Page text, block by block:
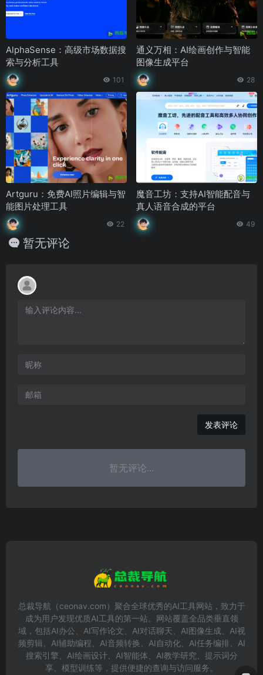
AlphaSense：高级市场数据搜
索与分析工具
101
通义万相：AI绘画创作与智能
图像生成平台
28
Artguru：免费AI照片编辑与智
能图片处理工具
22
魔音工坊：支持AI智能配音与
真人语音合成的平台
49
暂无评论
发表评论
暂无评论...
总裁导航（ceonav.com）聚合全球优秀的AI工具网站，致力于
成为用户发现优质AI工具的第一站。网站覆盖全品类垂直领
域，包括AI办公、AI写作论文、AI对话聊天、AI图像生成、AI视
频剪辑、AI辅助编程、AI音频转换、AI自动化、AI任务编排、AI
搜索引擎、AI绘画设计、AI智能体、AI教学研究、提示词分
享、模型训练等，提供便捷的查询与访问服务。